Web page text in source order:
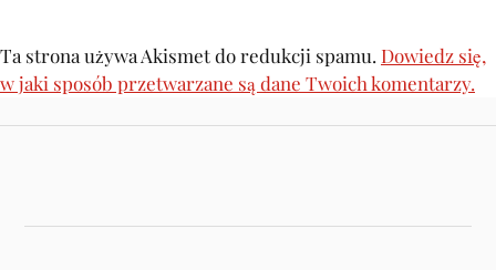
Ta strona używa Akismet do redukcji spamu. Dowiedz się,
w jaki sposób przetwarzane są dane Twoich komentarzy.